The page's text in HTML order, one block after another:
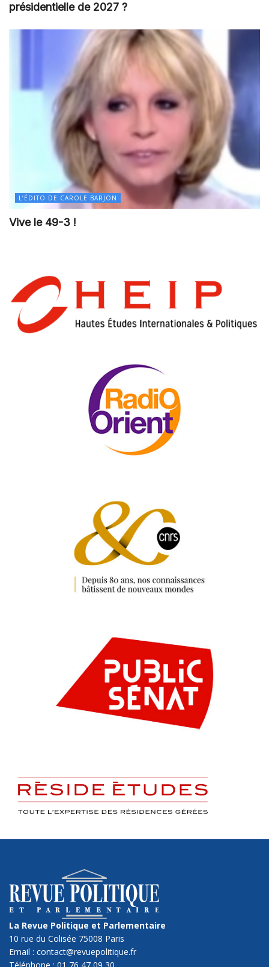
présidentielle de 2027 ?
L’ÉDITO DE CAROLE BARJON
Vive le 49-3 !
La Revue Politique et Parlementaire
10 rue du Colisée 75008 Paris
Email : contact@revuepolitique.fr